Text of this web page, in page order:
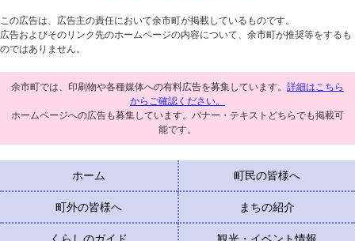
この広告は、広告主の責任において余市町が掲載しているものです。
広告およびそのリンク先のホームページの内容について、余市町が推奨等をするも
のではありません。
余市町では、印刷物や各種媒体への有料広告を募集しています。 詳細はこちら
からご確認ください。
ホームページへの広告も募集しています。バナー・テキストどちらでも掲載可
能です。
ホーム 町民の皆様へ
町外の皆様へ まちの紹介
くらしのガイド 観光・イベント情報